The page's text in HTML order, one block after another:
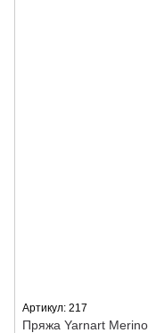
Артикул: 217
Пряжа Yarnart